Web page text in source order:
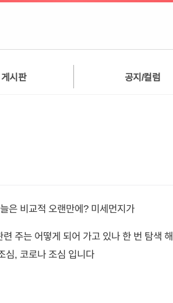
시판 공지/컬럼
은 비교적 오랜만에? 미세먼지가
주는 어떻게 되어 가고 있나 한 번 탐색 해
심, 코로나 조심 입니다